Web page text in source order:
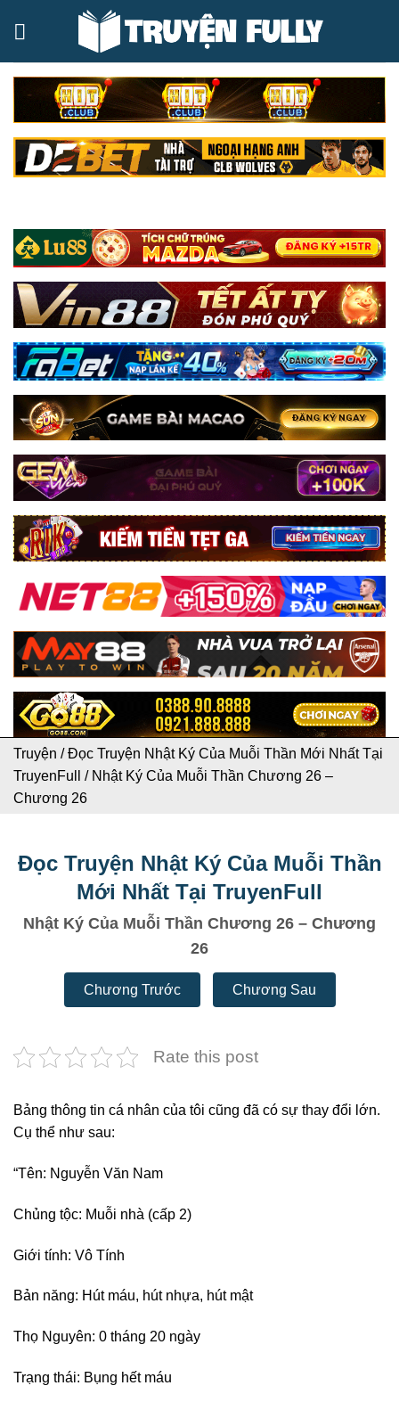
Truyện /Đọc Truyện Nhật Ký Của Muỗi Thần Mới Nhất Tại
TruyenFull
/ Nhật Ký Của Muỗi Thần Chương 26 –
Chương 26
Đọc Truyện Nhật Ký Của Muỗi Thần
Mới Nhất Tại TruyenFull
Nhật Ký Của Muỗi Thần Chương 26 – Chương
26
Chương Trước Chương Sau
Rate this post
Bảng thông tin cá nhân của tôi cũng đã có sự thay đổi lớn.
Cụ thể như sau:
“Tên: Nguyễn Văn Nam
Chủng tộc: Muỗi nhà (cấp 2)
Giới tính: Vô Tính
Bản năng: Hút máu, hút nhựa, hút mật
Thọ Nguyên: 0 tháng 20 ngày
Trạng thái: Bụng hết máu